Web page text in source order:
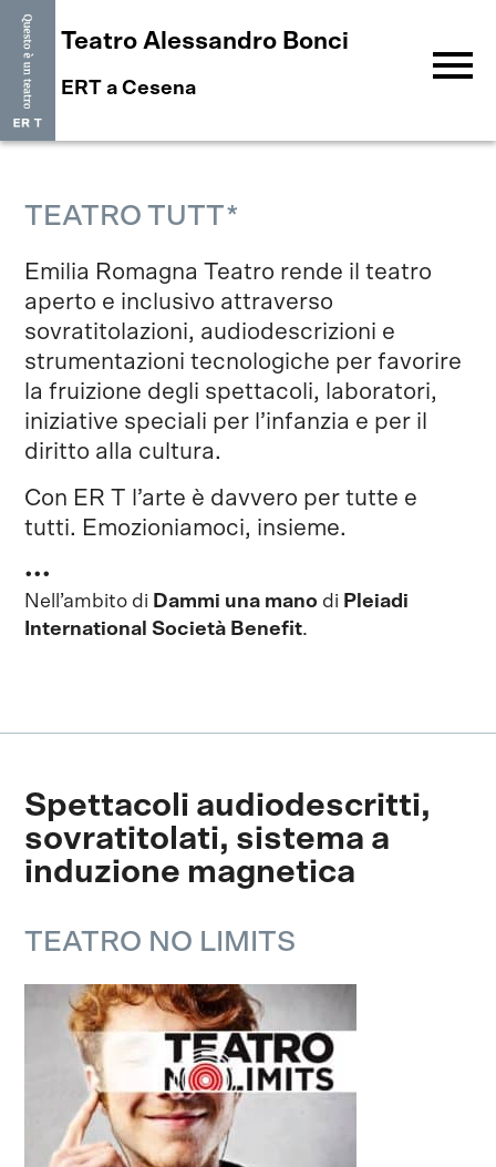
Teatro Alessandro Bonci
ERT a Cesena menu
TEATRO TUTT*
Emilia Romagna Teatro rende il teatro
aperto e inclusivo attraverso
sovratitolazioni, audiodescrizioni e
strumentazioni tecnologiche per favorire
la fruizione degli spettacoli, laboratori,
iniziative speciali per l’infanzia e per il
diritto alla cultura.
Con ER T l’arte è davvero per tutte e
tutti. Emozioniamoci, insieme.
•••
Nell’ambito di Dammi una mano di Pleiadi
International Società Benefit.
Spettacoli audiodescritti,
sovratitolati, sistema a
induzione magnetica
TEATRO NO LIMITS